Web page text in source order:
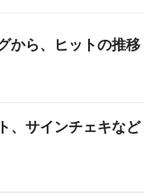
から、ヒットの推移
、サインチェキなど